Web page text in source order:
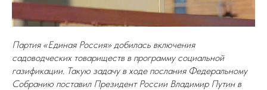
Партия «Единая Россия» добилась включения
садоводческих товариществ в программу социальной
газификации. Такую задачу в ходе послания Федеральному
Собранию поставил Президент России Владимир Путин в